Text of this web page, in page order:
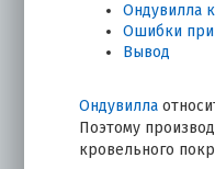
Ондувилла
Ошибки при
Вывод
Ондувилла
Поэтому
кровельного